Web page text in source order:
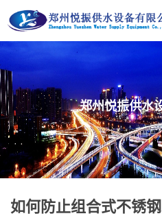
郑州悦振供水
如何防止组合式不锈